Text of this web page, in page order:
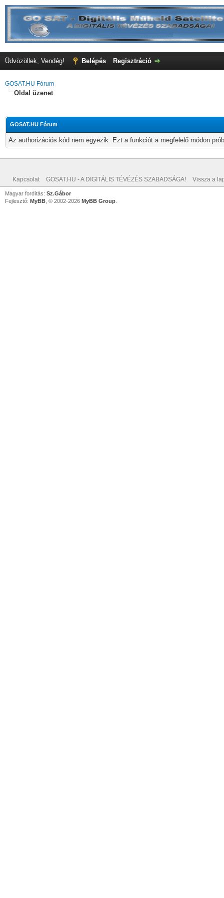
Üdvözöllek, Vendég! Belépés Regisztráció
GOSAT.HU Fórum
Oldal üzenet
GOSAT.HU Fórum
Az authorizációs kód nem egyezik. Ezt a funkciót a megfelelő módon
Kapcsolat GOSAT.HU - A DIGITÁLIS TÉVÉZÉS SZABADSÁGA! Vissza a
Magyar fordítás: Sz.Gábor
Fejlesztő: MyBB , © 2002-2026 MyBB Group